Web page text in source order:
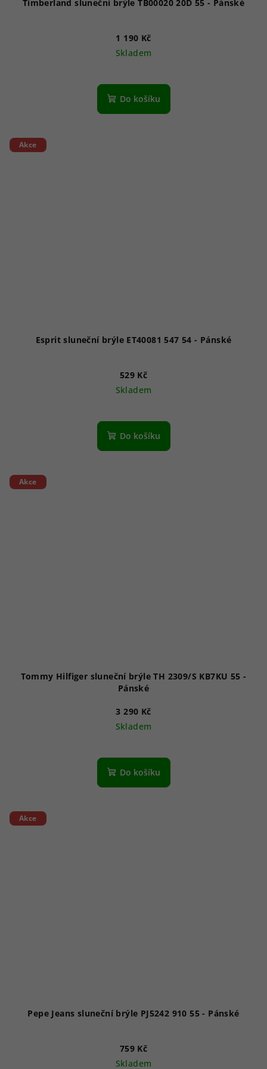
Timberland sluneční brýle TB00020 20D 55 - Pánské
1 190 Kč
Skladem
Do košíku
Akce
Esprit sluneční brýle ET40081 547 54 - Pánské
529 Kč
Skladem
Do košíku
Akce
Tommy Hilfiger sluneční brýle TH 2309/S KB7KU 55 -
Pánské
3 290 Kč
Skladem
Do košíku
Akce
Pepe Jeans sluneční brýle PJ5242 910 55 - Pánské
759 Kč
Skladem